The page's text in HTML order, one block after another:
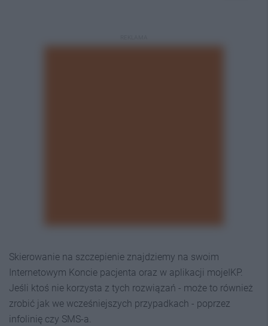
Skierowanie na szczepienie znajdziemy na swoim
Internetowym Koncie pacjenta oraz w aplikacji mojeIKP.
Jeśli ktoś nie korzysta z tych rozwiązań - może to również
zrobić jak we wcześniejszych przypadkach - poprzez
infolinię czy SMS-a.